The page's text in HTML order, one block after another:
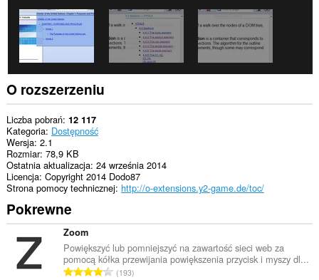
O rozszerzeniu
Liczba pobrań 12 117
Kategoria Dostępność
Wersja 2.1
Rozmiar 78,9 KB
Ostatnia aktualizacja 24 września 2014
Licencja Copyright 2014 Dodo87
Strona pomocy technicznej http://o-extensions.y2-game.de/toc/
Pokrewne
Zoom
Powiększyć lub pomniejszyć na zawartość sieci web za
pomocą kółka przewijania powiększenia przycisk i myszy dl...
C193